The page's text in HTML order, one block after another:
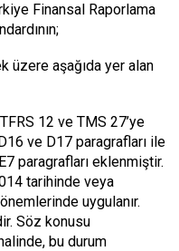
Finansal Raporlama
üzere aşağıda yer alan
12 ve TMS 27’ye
ve D17 paragrafları ile
paragrafları eklenmiştir.
tarihinde veya
uygulanır.
Söz konusu
bu durum